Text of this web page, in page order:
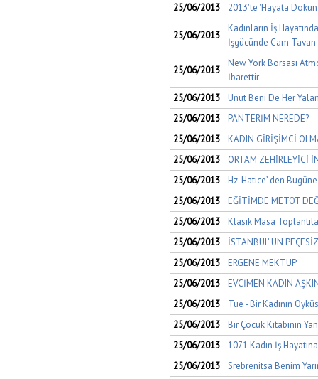
25/06/2013
2013'te 'Hayata
25/06/2013
Kadınların İş
İşgücünde Cam
25/06/2013
New York Borsası
İbarettir
25/06/2013
Unut Beni De Her
25/06/2013
PANTERİM NEREDE?
25/06/2013
KADIN GİRİŞİMCİ
25/06/2013
ORTAM ZEHİRLEYİCİ
25/06/2013
Hz. Hatice’ den
25/06/2013
EĞİTİMDE METOT
25/06/2013
Klasik Masa
25/06/2013
İSTANBUL’ UN
25/06/2013
ERGENE MEKTUP
25/06/2013
EVCİMEN KADIN
25/06/2013
Tue - Bir Kadının
25/06/2013
Bir Çocuk Kitabının
25/06/2013
1071 Kadın İş
25/06/2013
Srebrenitsa Benim